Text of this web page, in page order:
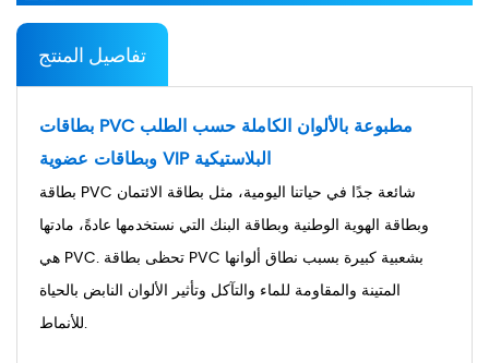
تفاصيل المنتج
بطاقات PVC مطبوعة بالألوان الكاملة حسب الطلب
وبطاقات عضوية VIP البلاستيكية
بطاقة PVC شائعة جدًا في حياتنا اليومية، مثل بطاقة الائتمان
وبطاقة الهوية الوطنية وبطاقة البنك التي نستخدمها عادةً، مادتها
هي PVC. تحظى بطاقة PVC بشعبية كبيرة بسبب نطاق ألوانها
المتينة والمقاومة للماء والتآكل وتأثير الألوان النابض بالحياة
للأنماط.